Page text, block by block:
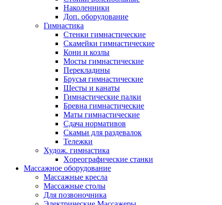
Наколенники
Доп. оборудование
Гимнастика
Стенки гимнастические
Скамейки гимнастические
Кони и козлы
Мосты гимнастические
Перекладины
Брусья гимнастические
Шесты и канаты
Гимнастические палки
Бревна гимнастические
Маты гимнастические
Сдача нормативов
Скамьи для раздевалок
Тележки
Худож. гимнастика
Xореографические станки
Массажное оборудование
Массажные кресла
Массажные столы
Для позвоночника